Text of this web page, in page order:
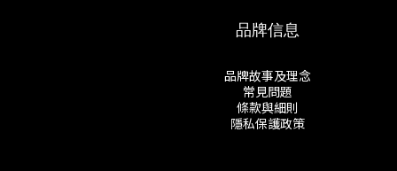
品牌信息
品牌故事及理念
常見問題
條款與細則
隱私保護政策